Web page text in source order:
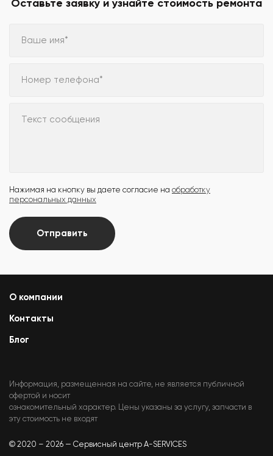
Оставьте заявку и узнайте стоимость ремонта
Ваше имя*
Номер телефона*
Текст сообщения
Нажимая на кнопку вы даете согласие на обработку
персональных данных
Отправить
О компании
Контакты
Блог
Информация, размещенная на сайте, не является публичной
офертой и носит
ознакомительный характер. Цены указаны за услугу, запчасти в
эту стоимость не входят
© 2020 – 2026 — Сервисный центр A-SERVICES